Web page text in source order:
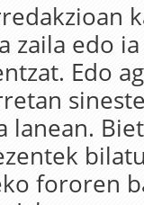
zaila edo
Edo
lanean.
fororen